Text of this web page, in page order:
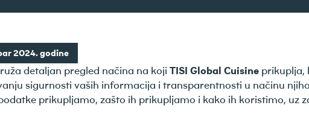
2024. godine
detaljan pregled načina na koji TISI Global Cuisine prikuplja,
sigurnosti vaših informacija i transparentnosti u načinu
prikupljamo, zašto ih prikupljamo i kako ih koristimo, uz